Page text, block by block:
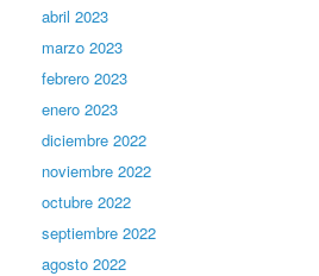
abril 2023
marzo 2023
febrero 2023
enero 2023
diciembre 2022
noviembre 2022
octubre 2022
septiembre 2022
agosto 2022